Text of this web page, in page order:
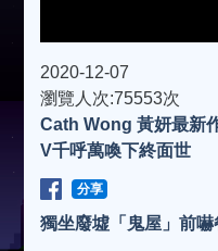
2020-12-07
瀏覽人次:75553次
Cath Wong 黃妍最新
V千呼萬喚下終面世
分享
獨坐廢墟「鬼屋」前